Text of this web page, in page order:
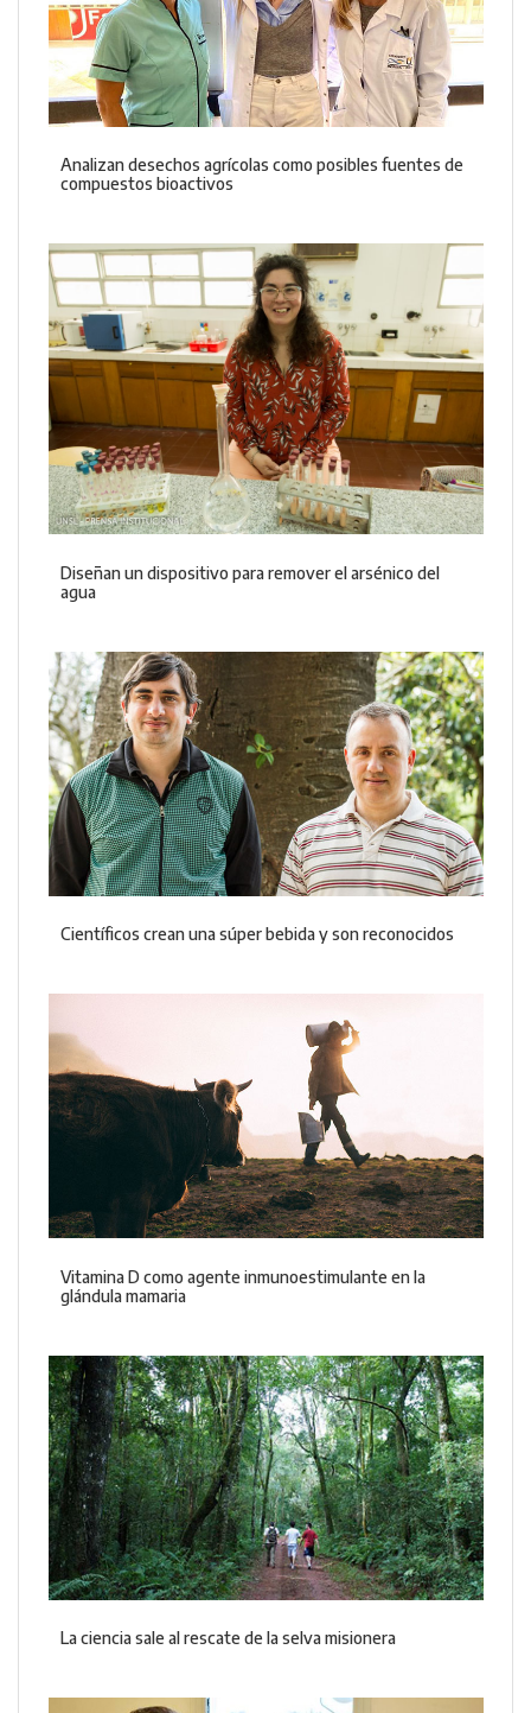
Analizan desechos agrícolas como posibles fuentes de
compuestos bioactivos
Diseñan un dispositivo para remover el arsénico del
agua
Científicos crean una súper bebida y son reconocidos
Vitamina D como agente inmunoestimulante en la
glándula mamaria
La ciencia sale al rescate de la selva misionera